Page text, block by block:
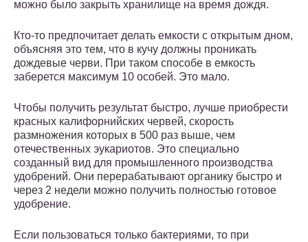
можно было закрыть хранилище на время дождя.
Кто-то предпочитает делать емкости с открытым дном,
объясняя это тем, что в кучу должны проникать
дождевые черви. При таком способе в емкость
заберется максимум 10 особей. Это мало.
Чтобы получить результат быстро, лучше приобрести
красных калифорнийских червей, скорость
размножения которых в 500 раз выше, чем
отечественных эукариотов. Это специально
созданный вид для промышленного производства
удобрений. Они перерабатывают органику быстро и
через 2 недели можно получить полностью готовое
удобрение.
Если пользоваться только бактериями, то при